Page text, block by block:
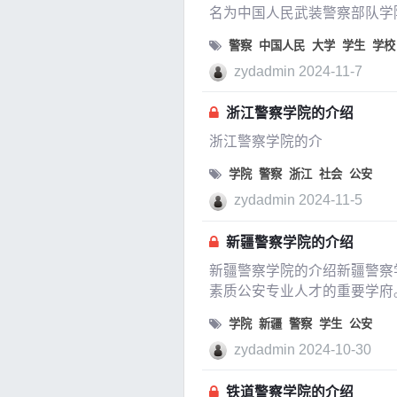
名为中国人民武装警察部队
警察 中国人民 大学 学生 学校
zydadmin 2024-11-7
浙江警察学院的介绍
浙江警察学院的介
学院 警察 浙江 社会 公安
zydadmin 2024-11-5
新疆警察学院的介绍
新疆警察学院的介绍新疆警
素质公安专业人才的重要学
学院 新疆 警察 学生 公安
zydadmin 2024-10-30
铁道警察学院的介绍